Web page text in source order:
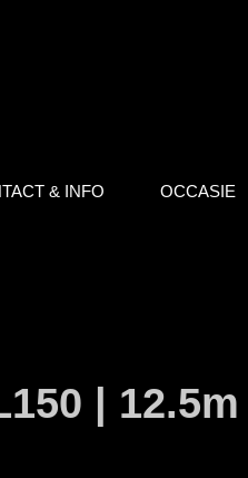
& INFO OCCASIE
| 12.5m